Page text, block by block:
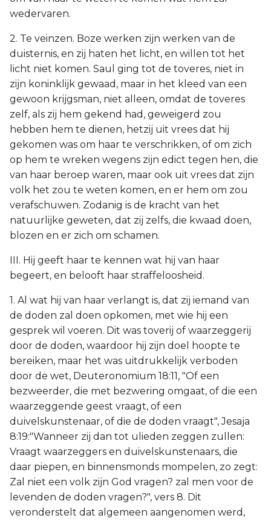
wedervaren.
2. Te veinzen. Boze werken zijn werken van de
duisternis, en zij haten het licht, en willen tot het
licht niet komen. Saul ging tot de toveres, niet in
zijn koninklijk gewaad, maar in het kleed van een
gewoon krijgsman, niet alleen, omdat de toveres
zelf, als zij hem gekend had, geweigerd zou
hebben hem te dienen, hetzij uit vrees dat hij
gekomen was om haar te verschrikken, of om zich
op hem te wreken wegens zijn edict tegen hen, die
van haar beroep waren, maar ook uit vrees dat zijn
volk het zou te weten komen, en er hem om zou
verafschuwen. Zodanig is de kracht van het
natuurlijke geweten, dat zij zelfs, die kwaad doen,
blozen en er zich om schamen.
III. Hij geeft haar te kennen wat hij van haar
begeert, en belooft haar straffeloosheid.
1. Al wat hij van haar verlangt is, dat zij iemand van
de doden zal doen opkomen, met wie hij een
gesprek wil voeren. Dit was toverij of waarzeggerij
door de doden, waardoor hij zijn doel hoopte te
bereiken, maar het was uitdrukkelijk verboden
door de wet, Deuteronomium 18:11, "Of een
bezweerder, die met bezwering omgaat, of die een
waarzeggende geest vraagt, of een
duivelskunstenaar, of die de doden vraagt", Jesaja
8:19:"Wanneer zij dan tot ulieden zeggen zullen:
Vraagt waarzeggers en duivelskunstenaars, die
daar piepen, en binnensmonds mompelen, zo zegt:
Zal niet een volk zijn God vragen? zal men voor de
levenden de doden vragen?", vers 8. Dit
veronderstelt dat algemeen aangenomen werd,